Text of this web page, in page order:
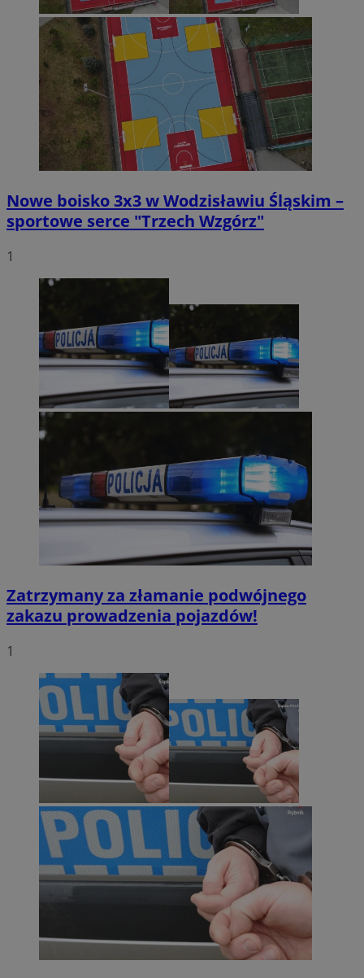
Nowe boisko 3x3 w Wodzisławiu Śląskim –
sportowe serce "Trzech Wzgórz"
1
Zatrzymany za złamanie podwójnego
zakazu prowadzenia pojazdów!
1